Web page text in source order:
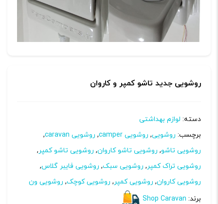
روشویی جدید تاشو کمپر و کاروان
دسته: لوازم بهداشتی
برچسب: روشویی, روشویی camper , روشویی caravan
,
روشویی تاشو, روشویی تاشو کاروان, روشویی تاشو کمپر,
روشویی تراک کمپر, روشویی سبک, روشویی فایبر گلاس,
روشویی کاروان, روشویی کمپر, روشویی کوچک, روشویی ون
برند: Shop Caravan